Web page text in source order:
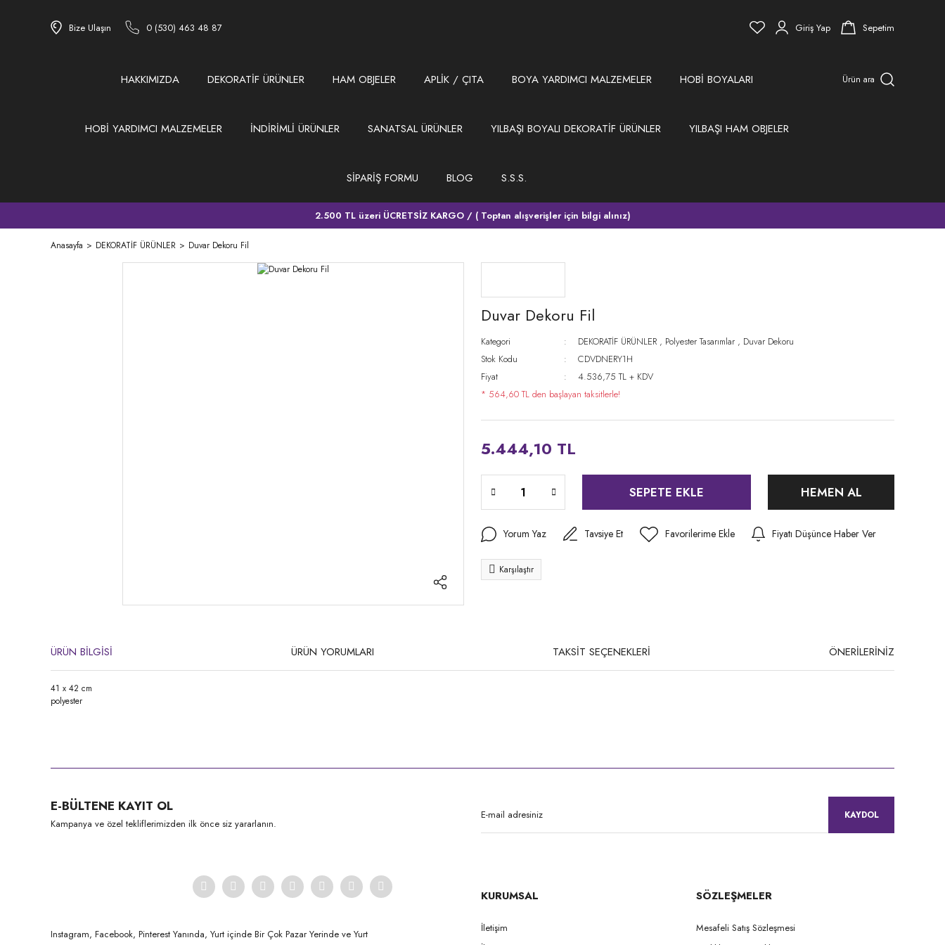
Bize Ulaşın 0 (530) 463 48 87 Giriş Yap Sepetim
HAKKIMIZDA DEKORATİF ÜRÜNLER HAM OBJELER APLİK / ÇITA BOYA YARDIMCI MALZEMELER HOBİ BOYALARI
HOBİ YARDIMCI MALZEMELER İNDİRİMLİ ÜRÜNLER SANATSAL ÜRÜNLER YILBAŞI BOYALI DEKORATİF ÜRÜNLER YILBAŞI HAM OBJELER
SİPARİŞ FORMU BLOG S.S.S.
Ürün ara
2.500 TL üzeri ÜCRETSİZ KARGO / ( Toptan alışverişler için bilgi alınız)
Anasayfa DEKORATİF ÜRÜNLER Duvar Dekoru Fil
Duvar Dekoru Fil
Kategori DEKORATİF ÜRÜNLER , Polyester Tasarımlar , Duvar Dekoru
Stok Kodu
CDVDNERY1H
Fiyat
4.536,75 TL + KDV
* 564,60 TL den başlayan taksitlerle!
5.444,10 TL
SEPETE EKLE HEMEN AL
Yorum Yaz Tavsiye Et Fiyatı Düşünce Haber Ver
Karşılaştır
ÜRÜN BİLGİSİ ÜRÜN YORUMLARI TAKSİT SEÇENEKLERİ ÖNERİLERİNİZ
41 x 42 cm
polyester
Ürün açıklamasında eksik bilgiler bulunuyor.
Ürün bilgilerinde hatalar bulunuyor.
E-BÜLTENE KAYIT OL
Kampanya ve özel tekliflerimizden ilk önce siz yararlanın.
KAYDOL
Instagram, Facebook, Pinterest Yanında, Yurt içinde Bir Çok Pazar Yerinde ve Yurt
KURUMSAL
İletişim
SÖZLEŞMELER
Mesafeli Satış Sözleşmesi